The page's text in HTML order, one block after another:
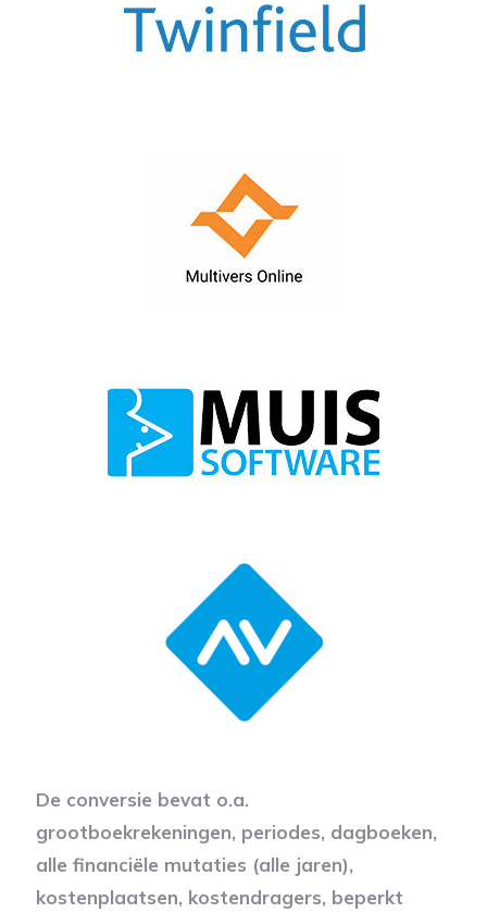
De conversie bevat o.a.
grootboekrekeningen, periodes, dagboeken,
alle financiële mutaties (alle jaren),
kostenplaatsen, kostendragers, beperkt